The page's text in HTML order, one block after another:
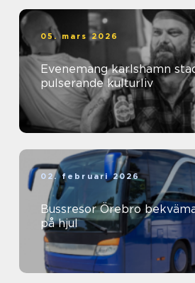
05. mars 2026
Evenemang karlshamn stadens
pulserande kulturliv
02. februari 2026
Bussresor Örebro bekväma upplevelser
på hjul